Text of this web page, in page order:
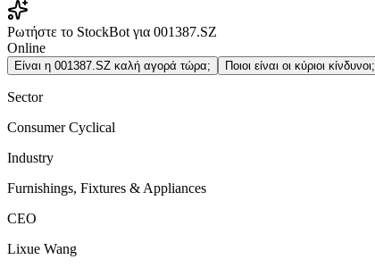
Ρωτήστε το StockBot για 001387.SZ
Online
Είναι η 001387.SZ καλή αγορά τώρα; Ποιοι είναι οι κύριοι κίνδυνοι;
Sector
Consumer Cyclical
Industry
Furnishings, Fixtures & Appliances
CEO
Lixue Wang